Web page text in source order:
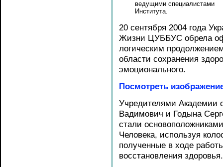
ведущими специалистами
Института.
20 сентября 2004 года
Жизни ЦУББУС обрела
логическим
области сохранения
эмоционального.
Посмотреть
Учредителями Академии
Вадимович и Годына
стали
Человека, используя
полученные в ходе
восстановления здоровья.